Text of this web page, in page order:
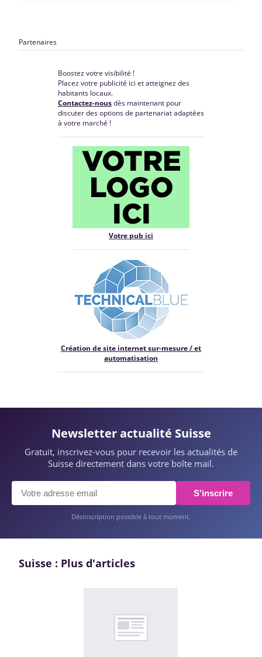
Partenaires
Boostez votre visibilité !
Placez votre publicité ici et atteignez des
habitants locaux.
Contactez-nousdès maintenant pour
discuter des options de partenariat adaptées
à votre marché !
Votre pub ici
Création de site internet sur-mesure / et
automatisation
Newsletter actualité Suisse
Gratuit, inscrivez-vous pour recevoir les actualités de
Suisse directement dans votre boîte mail.
S'inscrire
Désinscription possible à tout moment.
Suisse : Plus d'articles